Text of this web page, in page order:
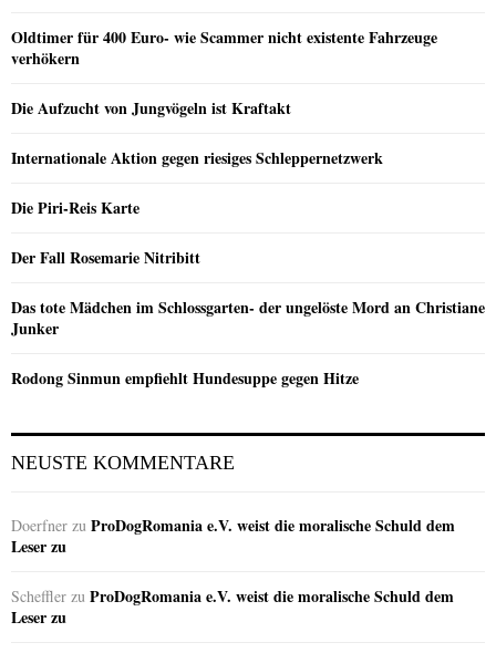
Oldtimer für 400 Euro- wie Scammer nicht existente Fahrzeuge
verhökern
Die Aufzucht von Jungvögeln ist Kraftakt
Internationale Aktion gegen riesiges Schleppernetzwerk
Die Piri-Reis Karte
Der Fall Rosemarie Nitribitt
Das tote Mädchen im Schlossgarten- der ungelöste Mord an Christiane
Junker
Rodong Sinmun empfiehlt Hundesuppe gegen Hitze
NEUSTE KOMMENTARE
Doerfner zu ProDogRomania e.V. weist die moralische Schuld dem
Leser zu
Scheffler zu ProDogRomania e.V. weist die moralische Schuld dem
Leser zu